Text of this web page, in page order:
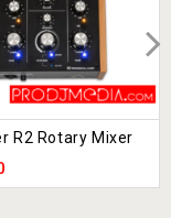
R2 Rotary Mixer